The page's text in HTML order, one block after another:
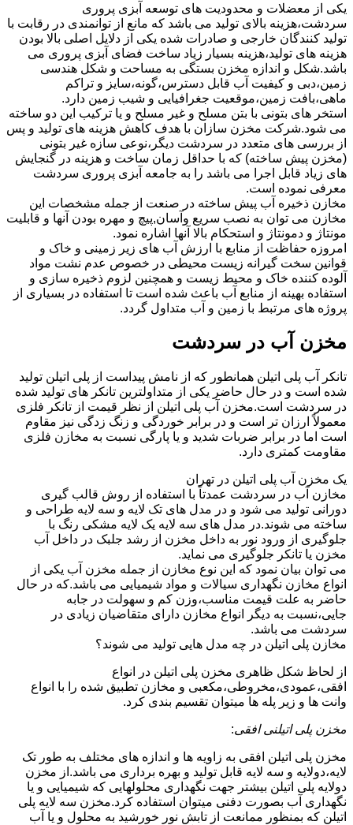
یکی از معضلات و محدودیت های توسعه آبزی پروری
سردشت،هزینه بالای تولید می باشد که مانع از توانمندی در رقابت با
تولید کنندگان خارجی و صادرات شده یکی از دلایل اصلی بالا بودن
هزینه های تولید،هزینه بسیار زیاد ساخت فضای آبزی پروری می
باشد.شکل و اندازه مخزن بستگی به مساحت و شکل هندسی
زمین،دبی و کیفیت آب قابل دسترس،گونه،سایز و تراکم
ماهی،بافت زمین،موقعیت جغرافیایی و شیب زمین دارد.
استخر های بتونی با بتن مسلح و غیر مسلح و یا ترکیب این دو ساخته
می شود.شرکت مخزن سازان با هدف کاهش هزینه های تولید و پس
از بررسی های متعدد در سردشت دیگر،نوعی سازه غیر بتونی
(مخزن پیش ساخته) که با حداقل زمان ساخت و هزینه در گنجایش
های زیاد قابل اجرا می باشد را به جامعه آبزی پروری سردشت
معرفی نموده است.
مخازن ذخیره آب پیش ساخته در صنعت از جمله مشخصات این
مخازن می توان به نصب سریع وآسان,پیچ و مهره بودن آنها و قابلیت
مونتاژ و دمونتاژ و استحکام بالا آنها اشاره نمود.
امروزه حفاظت از منابع با ارزش آب های زیر زمینی و خاک و
قوانین سخت گیرانه زیست محیطی در خصوص عدم نشت مواد
آلوده کننده خاک و محیط زیست و همچنین لزوم ذخیره سازی و
استفاده بهینه از منابع آب باعث شده است تا استفاده در بسیاری از
پروژه های مرتبط با زمین و آب متداول گردد.
مخزن آب در سردشت
تانکر آب پلی اتیلن همانطور که از نامش پیداست از پلی اتیلن تولید
شده است و در حال حاضر یکی از متداولترین تانکر های تولید شده
در سردشت است.مخزن آب پلی اتیلن از نظر قیمت از تانکر فلزی
معمولاً ارزان تر است و در برابر خوردگی و زنگ زدگی نیز مقاوم
است اما در برابر ضربات شدید و یا پارگی نسبت به مخازن فلزی
مقاومت کمتری دارد.
یک مخزن آب پلی اتیلن در تهران
مخازن آب در سردشت عمدتاً با استفاده از روش قالب گیری
دورانی تولید می شود و در مدل های تک لایه و سه لایه طراحی و
ساخته می شوند.در مدل های سه لایه یک لایه مشکی رنگ با
جلوگیری از ورود نور به داخل مخزن از رشد جلبک در داخل آب
مخزن یا تانکر جلوگیری می نماید.
می توان بیان نمود که این نوع مخازن از جمله مخزن آب یکی از
انواع مخازن نگهداری سیالات و مواد شیمیایی می باشد.که در حال
حاضر به علت قیمت مناسب،وزن کم و سهولت در جابه
جایی،نسبت به دیگر انواع مخازن دارای متقاضیان زیادی در
سردشت می باشد.
مخازن پلی اتیلن در چه مدل هایی تولید می شوند؟
از لحاظ شکل ظاهری مخزن پلی اتیلن در انواع
افقی،عمودی،مخروطی،مکعبی و مخازن تطبیق شده را با انواع
وانت ها و زیر پله ها میتوان تقسیم بندی کرد.
مخزن پلی اتیلنی افقی:
مخزن پلی اتیلن افقی به زاویه ها و اندازه های مختلف به طور تک
لایه،دولایه و سه لایه قابل تولید و بهره برداری می باشد.از مخزن
دولایه پلی اتیلن بیشتر جهت نگهداری محلولهایی که شیمیایی و یا
نگهداری آب بصورت دفنی میتوان استفاده کرد.مخزن سه لایه پلی
اتیلن که بمنظور ممانعت از تابش نور خورشید به محلول و یا آب